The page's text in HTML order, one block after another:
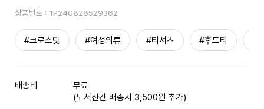
상품번호 : 1P240828529362
#크로스닷 #여성의류 #티셔츠 #후드티
배송비
무료
(도서산간 배송시 3,500원 추가)